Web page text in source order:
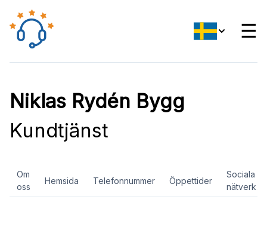
☰
Niklas Rydén Bygg
Kundtjänst
Om
oss
Hemsida Telefonnummer Öppettider
Sociala
nätverk